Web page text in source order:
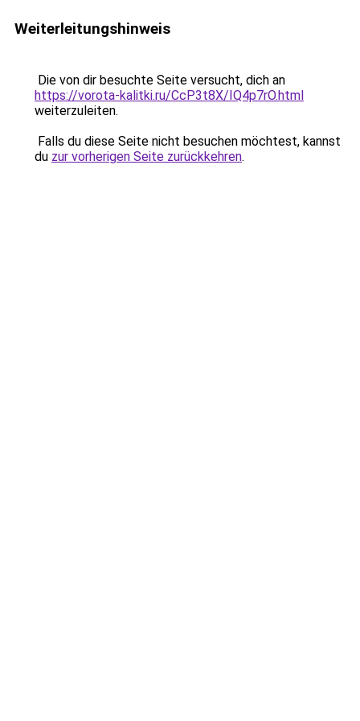
Weiterleitungshinweis
Die von dir besuchte Seite versucht, dich an
https://vorota-kalitki.ru/CcP3t8X/IQ4p7rO.html
weiterzuleiten.
Falls du diese Seite nicht besuchen möchtest, kannst
du zur vorherigen Seite zurückkehren.